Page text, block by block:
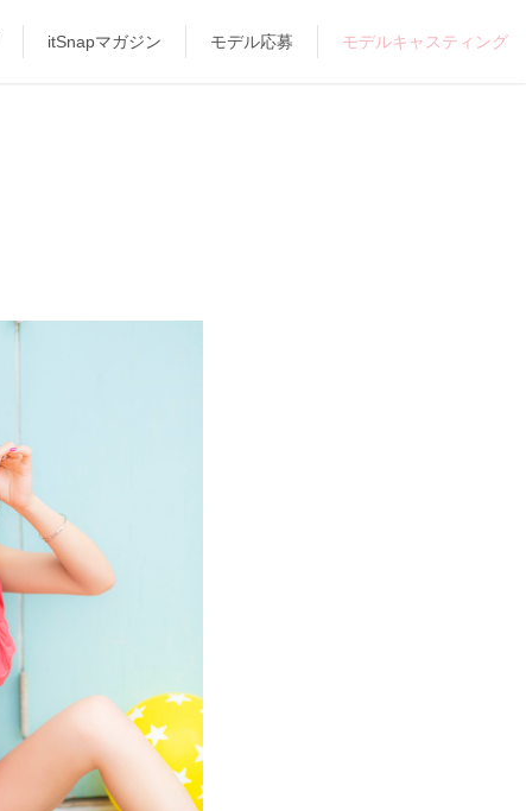
itSnapマガジン モデル応募 モデルキャスティング